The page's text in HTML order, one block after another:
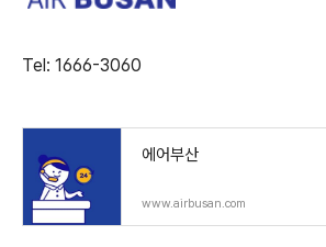
Tel: 1666-3060
에어부산
www.airbusan.com